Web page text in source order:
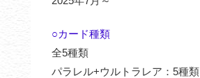
○カード種類
全5種類
パラレル+ウルトラレア：5種類